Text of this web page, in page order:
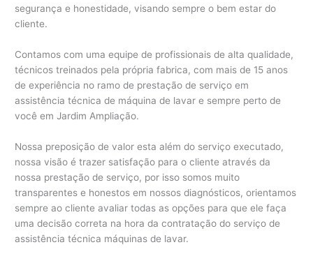
segurança e honestidade, visando sempre o bem estar do
cliente.
Contamos com uma equipe de profissionais de alta qualidade,
técnicos treinados pela própria fabrica, com mais de 15 anos
de experiência no ramo de prestação de serviço em
assistência técnica de máquina de lavar e sempre perto de
você em Jardim Ampliação.
Nossa preposição de valor esta além do serviço executado,
nossa visão é trazer satisfação para o cliente através da
nossa prestação de serviço, por isso somos muito
transparentes e honestos em nossos diagnósticos, orientamos
sempre ao cliente avaliar todas as opções para que ele faça
uma decisão correta na hora da contratação do serviço de
assistência técnica máquinas de lavar.